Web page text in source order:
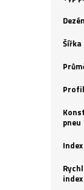
Dezén
Šířka
Profil
pneu
index